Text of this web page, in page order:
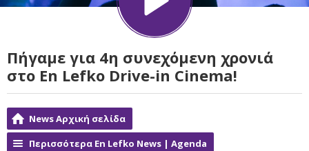
Πήγαμε για 4η συνεχόμενη χρονιά
στο En Lefko Drive-in Cinema!
News Αρχική σελίδα
Περισσότερα En Lefko News | Agenda